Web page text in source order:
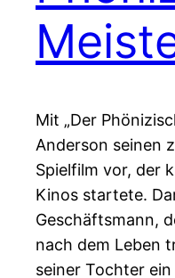
Mit „Der
Anderson seinen
Spielfilm vor, der
Kinos startete.
Geschäftsmann,
nach dem Leben
seiner Tochter